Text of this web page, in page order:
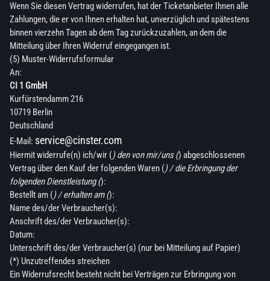
Wenn Sie diesen Vertrag widerrufen, hat der Ticketanbieter Ihnen alle
Zahlungen, die er von Ihnen erhalten hat, unverzüglich und spätestens
binnen vierzehn Tagen ab dem Tag zurückzuzahlen, an dem die
Mitteilung über Ihren Widerruf eingegangen ist.
(5) Muster-Widerrufsformular
An:
CI 1 GmbH
Kurfürstendamm 216
10719 Berlin
Deutschland
E-Mail: service@cinster.com
Hiermit widerrufe(n) ich/wir () den von mir/uns () abgeschlossenen
Vertrag über den Kauf der folgenden Waren () / die Erbringung der
folgenden Dienstleistung ():
Bestellt am () / erhalten am ():
Name des/der Verbraucher(s):
Anschrift des/der Verbraucher(s):
Datum:
Unterschrift des/der Verbraucher(s) (nur bei Mitteilung auf Papier)
(*) Unzutreffendes streichen
Ein Widerrufsrecht besteht nicht bei Verträgen zur Erbringung von